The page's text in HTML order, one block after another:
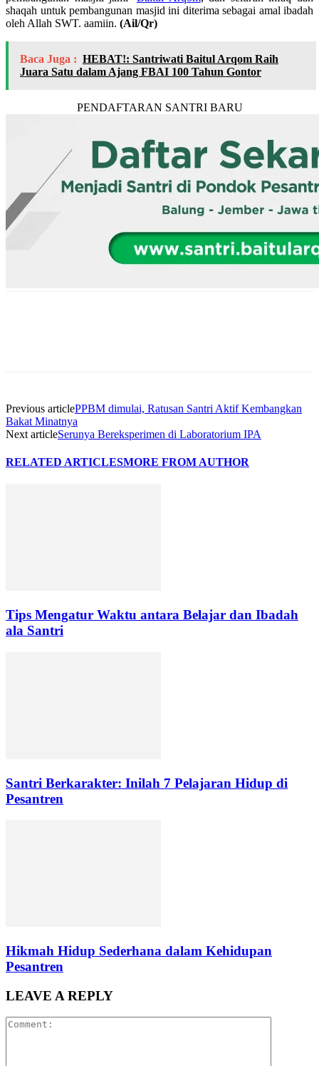
shaqah untuk pembangunan masjid ini diterima sebagai amal ibadah
oleh Allah SWT. aamiin. (Ail/Qr)
Baca Juga : HEBAT!: Santriwati Baitul Arqom Raih
Juara Satu dalam Ajang FBAI 100 Tahun Gontor
PENDAFTARAN SANTRI BARU
Previous articlePPBM dimulai, Ratusan Santri Aktif Kembangkan
Bakat Minatnya
Next articleSerunya Bereksperimen di Laboratorium IPA
RELATED ARTICLESMORE FROM AUTHOR
Tips Mengatur Waktu antara Belajar dan Ibadah
ala Santri
Santri Berkarakter: Inilah 7 Pelajaran Hidup di
Pesantren
Hikmah Hidup Sederhana dalam Kehidupan
Pesantren
LEAVE A REPLY